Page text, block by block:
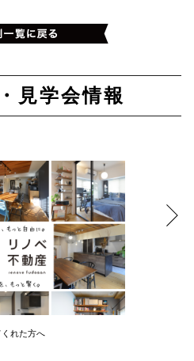
見学会情報
れた方へ